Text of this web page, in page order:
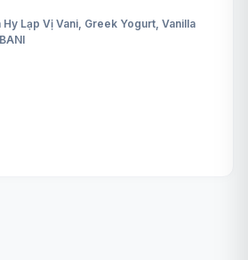
Hy Lạp Vị Vani, Greek Yogurt, Vanilla